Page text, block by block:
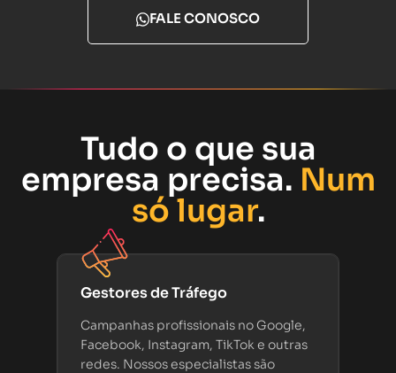
FALE CONOSCO
Tudo o que sua
empresa precisa. Num
só lugar.
Gestores de Tráfego
Campanhas profissionais no Google,
Facebook, Instagram, TikTok e outras
redes. Nossos especialistas são